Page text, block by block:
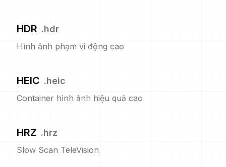
HDR .hdr
Hình ảnh phạm vi động cao
HEIC .heic
Container hình ảnh hiệu quả cao
HRZ .hrz
Slow Scan TeleVision